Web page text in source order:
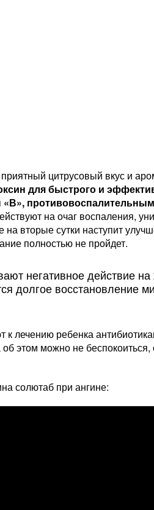
цитрусовый вкус и
для быстрого и
на очаг воспаления,
вторые сутки наступит
полностью не пройдет.
негативное действие на
долгое восстановление
лечению ребенка
этом можно не
солютаб при ангине: